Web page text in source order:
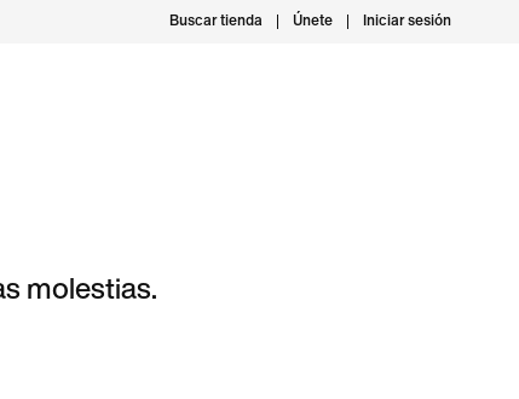
Buscar tienda Únete Iniciar sesión
molestias.